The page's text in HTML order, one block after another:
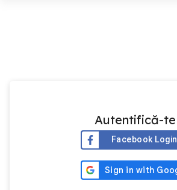
Autentifică-te
Facebook Login